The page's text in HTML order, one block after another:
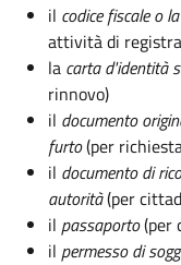
il codice fiscale o
attività di
la carta d'identità
rinnovo)
il documento
furto(per
il documento di
autorità(per
il passaporto(per
il permesso di